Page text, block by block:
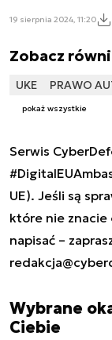
19 sierpnia 2024, 11:20
Zobacz
UKE PRAWO
pokaż wszystkie
Serwis
UE). Jeśli są
które nie
napisać –
Wybrane
Ciebie